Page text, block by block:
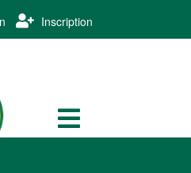
Inscription